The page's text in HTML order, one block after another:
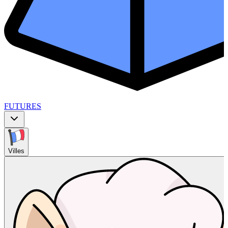
FUTURES
Villes